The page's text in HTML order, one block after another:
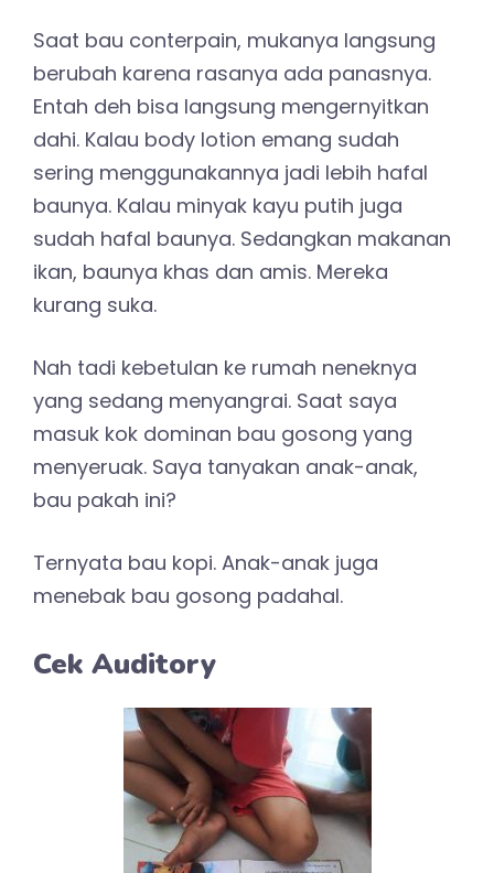
Saat bau conterpain, mukanya langsung
berubah karena rasanya ada panasnya.
Entah deh bisa langsung mengernyitkan
dahi. Kalau body lotion emang sudah
sering menggunakannya jadi lebih hafal
baunya. Kalau minyak kayu putih juga
sudah hafal baunya. Sedangkan makanan
ikan, baunya khas dan amis. Mereka
kurang suka.
Nah tadi kebetulan ke rumah neneknya
yang sedang menyangrai. Saat saya
masuk kok dominan bau gosong yang
menyeruak. Saya tanyakan anak-anak,
bau pakah ini?
Ternyata bau kopi. Anak-anak juga
menebak bau gosong padahal.
Cek Auditory